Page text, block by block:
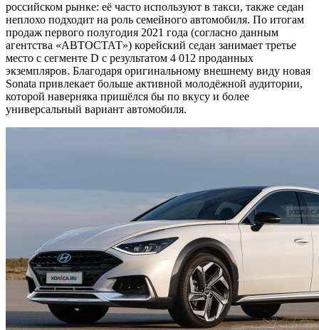
российском рынке: её часто используют в такси, также седан
неплохо подходит на роль семейного автомобиля. По итогам
продаж первого полугодия 2021 года (согласно данным
агентства «АВТОСТАТ») корейский седан занимает третье
место с сегменте D с результатом 4 012 проданных
экземпляров. Благодаря оригинальному внешнему виду новая
Sonata привлекает больше активной молодёжной аудитории,
которой наверняка пришёлся бы по вкусу и более
универсальный вариант автомобиля.